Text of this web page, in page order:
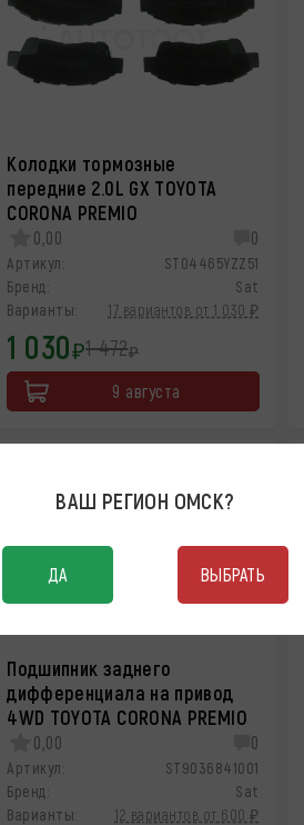
Колодки тормозные
передние 2.0L GX TOYOTA
CORONA PREMIO
0,00 0
Артикул:
ST04465YZZ51
Бренд:
Sat
Варианты:
17 вариантов от 1 030 ₽
1 030₽1 472₽
9 августа
Подшипник заднего
дифференциала на привод
4WD TOYOTA CORONA PREMIO
0,00 0
Артикул:
ST9036841001
Бренд:
Sat
Варианты:
12 вариантов от 600 ₽
ВАШ РЕГИОН ОМСК?
ДА ВЫБРАТЬ